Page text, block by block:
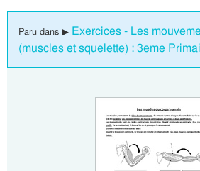
Paru dans ▶ Exercices - Les
(muscles et squelette) : 3eme